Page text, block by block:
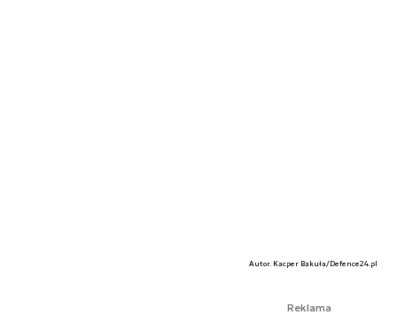
Autor. Kacper Bakuła/Defence24.pl
Reklama